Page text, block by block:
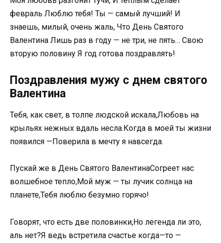
февраль Люблю тебя! Ты — самый лучший! И
знаешь, милый, очень жаль, Что День Святого
Валентина Лишь раз в году — не три, не пять… Свою
вторую половину Я год готова поздравлять!
Поздравления мужу с днем святого
Валентина
Тебя, как свет, в толпе людской искала,Любовь на
крыльях нежных вдаль несла.Когда в моей ты жизни
появился —Поверила в мечту я навсегда.
Пускай же в День Святого ВалентинаСогреет нас
волшебное тепло,Мой муж — ты лучик солнца на
планете,Тебя люблю безумно горячо!
Говорят, что есть две половинки,Но легенда ли это,
аль нет?Я ведь встретила счастье когда—то —